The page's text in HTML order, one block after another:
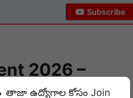
Subscribe
2026 –
తాజా ఉద్యోగాల కోసం Join